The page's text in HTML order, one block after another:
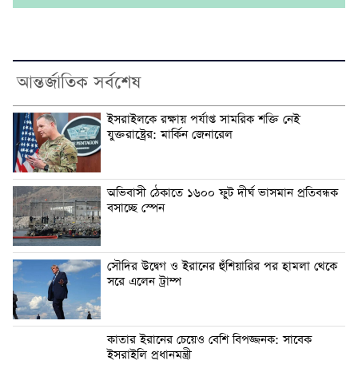
আন্তর্জাতিক সর্বশেষ
ইসরাইলকে রক্ষায় পর্যাপ্ত সামরিক শক্তি নেই
যুক্তরাষ্ট্রের: মার্কিন জেনারেল
অভিবাসী ঠেকাতে ১৬০০ ফুট দীর্ঘ ভাসমান প্রতিবন্ধক
বসাচ্ছে স্পেন
সৌদির উদ্বেগ ও ইরানের হুঁশিয়ারির পর হামলা থেকে
সরে এলেন ট্রাম্প
কাতার ইরানের চেয়েও বেশি বিপজ্জনক: সাবেক
ইসরাইলি প্রধানমন্ত্রী